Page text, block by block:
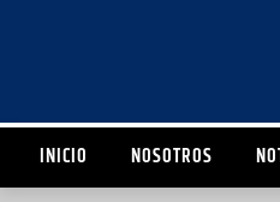
INICIO NOSOTROS